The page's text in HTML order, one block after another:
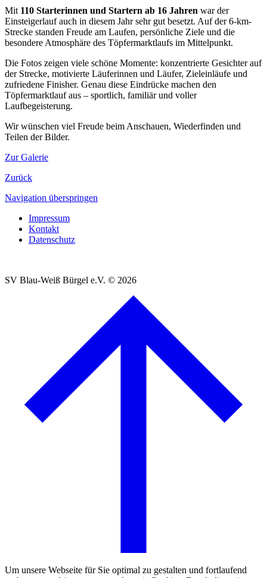
Mit 110 Starterinnen und Startern ab 16 Jahren war der
Einsteigerlauf auch in diesem Jahr sehr gut besetzt. Auf der 6-km-
Strecke standen Freude am Laufen, persönliche Ziele und die
besondere Atmosphäre des Töpfermarktlaufs im Mittelpunkt.
Die Fotos zeigen viele schöne Momente: konzentrierte Gesichter auf
der Strecke, motivierte Läuferinnen und Läufer, Zieleinläufe und
zufriedene Finisher. Genau diese Eindrücke machen den
Töpfermarktlauf aus – sportlich, familiär und voller
Laufbegeisterung.
Wir wünschen viel Freude beim Anschauen, Wiederfinden und
Teilen der Bilder.
Zur Galerie
Zurück
Navigation überspringen
Impressum
Kontakt
Datenschutz
SV Blau-Weiß Bürgel e.V. © 2026
Um unsere Webseite für Sie optimal zu gestalten und fortlaufend